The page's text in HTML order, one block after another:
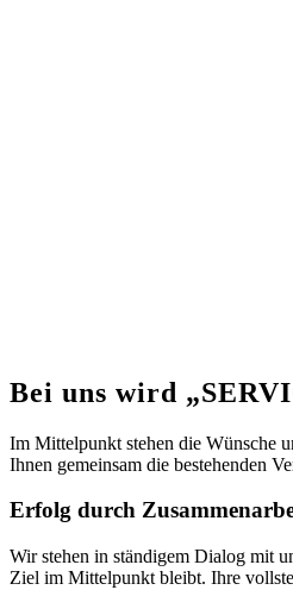
Bei uns wird
Im Mittelpunkt stehen die Wünsche
Ihnen gemeinsam die bestehenden
Erfolg durch
Wir stehen in ständigem Dialog mit
Ziel im Mittelpunkt bleibt. Ihre